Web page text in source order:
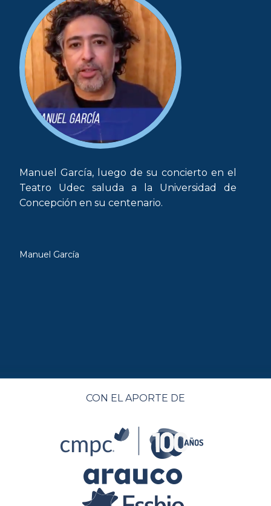
Manuel García, luego de su concierto en el
Teatro Udec saluda a la Universidad de
Concepción en su centenario.
Manuel García
CON EL APORTE DE